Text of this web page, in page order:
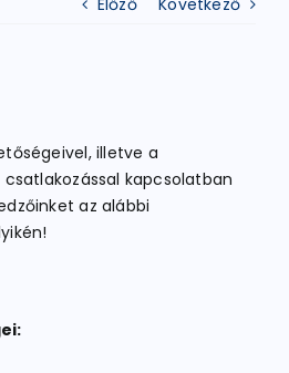
Előző Következő
illetve a
kapcsolatban
az alábbi